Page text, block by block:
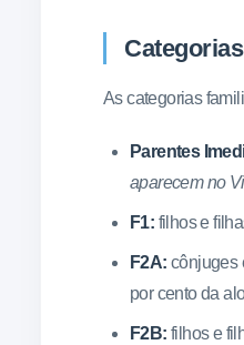
As categorias
Parentes
aparecem no
F1: filhos e
F2A: cônjuges
por cento da
F2B: filhos e